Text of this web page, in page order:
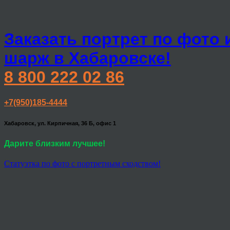
Заказать портрет по фото
шарж в Хабаровске!
8 800 222 02 86
+7(950)185-4444
Хабаровск, ул. Кирпичная, 36 Б, офис 1
Дарите близким лучшее!
Статуэтка по фото с портретным сходством!